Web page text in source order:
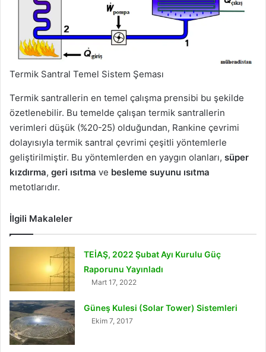
Termik Santral Temel Sistem Şeması
Termik santrallerin en temel çalışma prensibi bu şekilde
özetlenebilir. Bu temelde çalışan termik santrallerin
verimleri düşük (%20-25) olduğundan, Rankine çevrimi
dolayısıyla termik santral çevrimi çeşitli yöntemlerle
geliştirilmiştir. Bu yöntemlerden en yaygın olanları, süper
kızdırma, geri ısıtma ve besleme suyunu ısıtma
metotlarıdır.
İlgili Makaleler
TEİAŞ, 2022 Şubat Ayı Kurulu Güç
Raporunu Yayınladı
Mart 17, 2022
Güneş Kulesi (Solar Tower) Sistemleri
Ekim 7, 2017